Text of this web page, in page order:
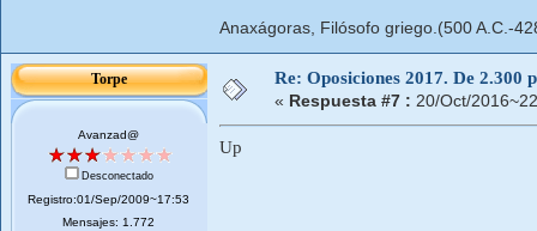
Anaxágoras, Filósofo griego.(500 A.C.-
Torpe
Avanzad@
Desconectado
Registro:01/Sep/2009~17:53
Mensajes: 1.772
Re: Oposiciones 2017. De 2.300
« Respuesta #7 : 20/Oct/
Up